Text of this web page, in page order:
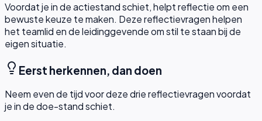
Voordat je in de actiestand schiet, helpt reflectie om een
bewuste keuze te maken. Deze reflectievragen helpen
het teamlid en de leidinggevende om stil te staan bij de
eigen situatie.
Eerst herkennen, dan doen
Neem even de tijd voor deze drie reflectievragen voordat
je in de doe-stand schiet.